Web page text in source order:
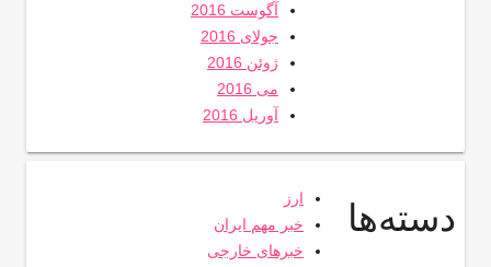
آگوست 2016
جولای 2016
ژوئن 2016
می 2016
آوریل 2016
دسته‌ها
ارز
خبر مهم ایران
خبرهای خارجی